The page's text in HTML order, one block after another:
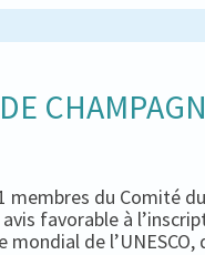
membres du Comité
favorable à
de